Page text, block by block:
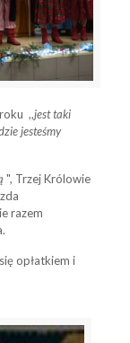
,,jest taki
jesteśmy
", Trzej Królowie
razem
opłatkiem i